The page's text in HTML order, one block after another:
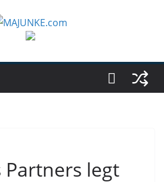
Partners legt